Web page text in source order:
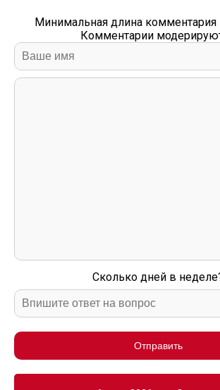
Минимальная длина комментария
Комментарии
Сколько дней в
Отправить